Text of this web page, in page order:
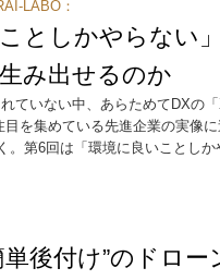
LABO：
ことしかやらな
み出せるのか
ていない中、あらためてDXの
を集めている先進企業の実像
。第6回は「環境に良いことし
単後付け”のドロ